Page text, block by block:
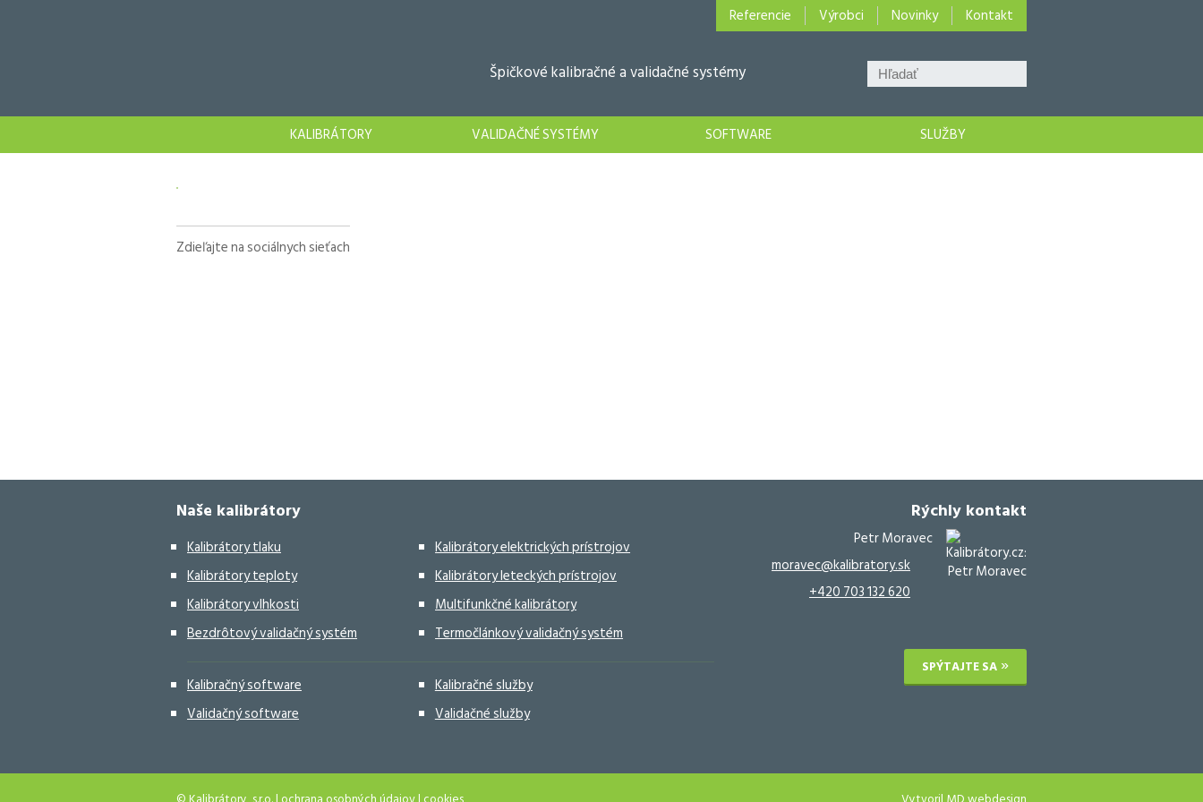
Referencie Výrobci Novinky Kontakt
Špičkové kalibračné a validačné systémy
KALIBRÁTORY VALIDAČNÉ SYSTÉMY SOFTWARE SLUŽBY
Zdieľajte na sociálnych sieťach
Naše kalibrátory
Kalibrátory tlaku
Kalibrátory teploty
Kalibrátory vlhkosti
Bezdrôtový validačný systém
Kalibrátory elektrických prístrojov
Kalibrátory leteckých prístrojov
Multifunkčné kalibrátory
Termočlánkový validačný systém
Kalibračný software
Kalibračné služby
Validačný software
Validačné služby
Rýchly kontakt
Petr Moravec
moravec@kalibratory.sk
+420 703 132 620
SPÝTAJTE SA